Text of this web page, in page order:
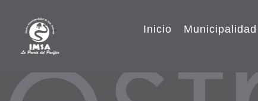
Inicio Municipalidad